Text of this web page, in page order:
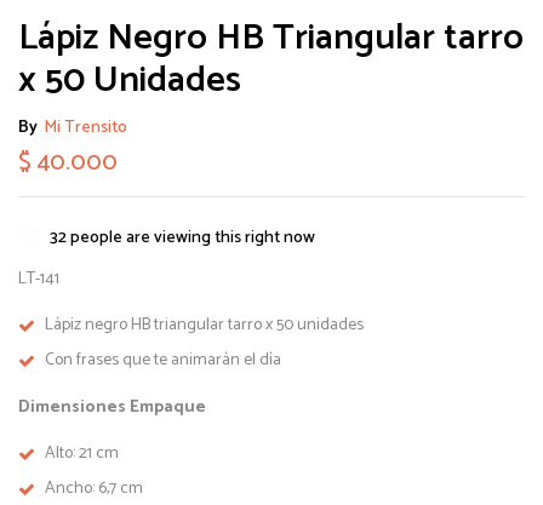
Lápiz Negro HB Triangular tarro
x 50 Unidades
By Mi Trensito
$40.000
32people are viewing this right now
LT-141
Lápiz negro HB triangular tarro x 50 unidades
Con frases que te animarán el día
Dimensiones Empaque
Alto: 21 cm
Ancho: 6,7 cm